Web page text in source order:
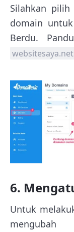
Silahkan pilih
domain
Berdu.
websitesaya.net
6.
Untuk